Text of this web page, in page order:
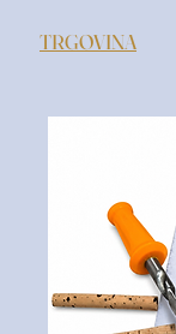
TRGOVINA